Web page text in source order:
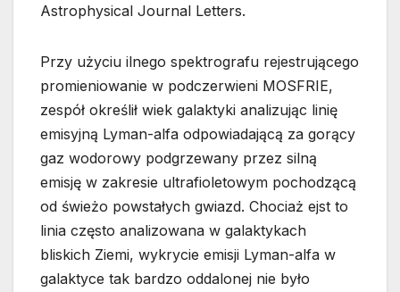
Astrophysical Journal Letters.
Przy użyciu ilnego spektrografu rejestrującego
promieniowanie w podczerwieni MOSFRIE,
zespół określił wiek galaktyki analizując linię
emisyjną Lyman-alfa odpowiadającą za gorący
gaz wodorowy podgrzewany przez silną
emisję w zakresie ultrafioletowym pochodzącą
od świeżo powstałych gwiazd. Chociaż ejst to
linia często analizowana w galaktykach
bliskich Ziemi, wykrycie emisji Lyman-alfa w
galaktyce tak bardzo oddalonej nie było